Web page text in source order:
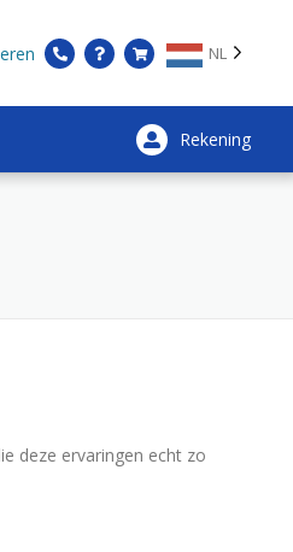
NL
Rekening
deze ervaringen echt zo